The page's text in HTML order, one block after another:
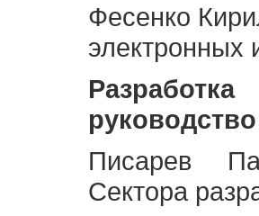
Фесенко
электронных
Писарев
Сектора